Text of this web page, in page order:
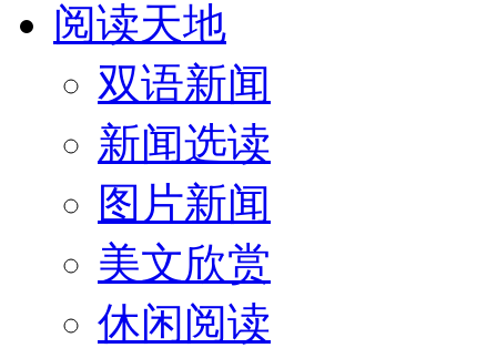
阅读天地
双语新闻
新闻选读
图片新闻
美文欣赏
休闲阅读